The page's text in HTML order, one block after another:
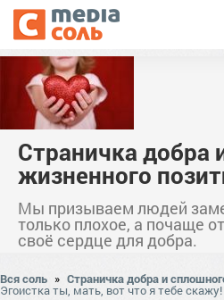
Страничка добра
жизненного
Мы призываем людей
только плохое, а почаще
своё сердце для добра.
Вся соль » Страничка добра и
Эгоистка ты, мать, вот что я тебе